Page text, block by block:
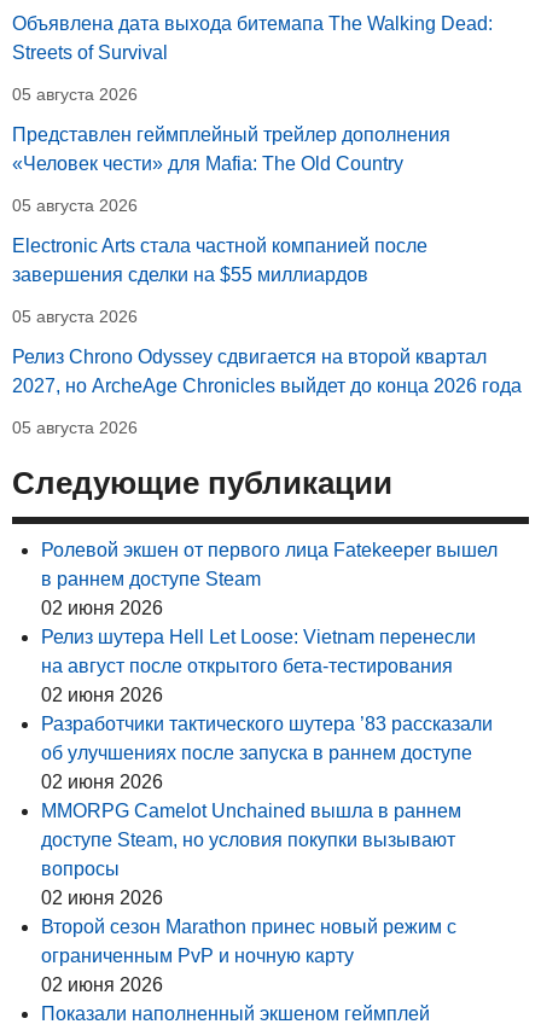
Объявлена дата выхода битемапа The Walking Dead:
Streets of Survival
05 августа 2026
Представлен геймплейный трейлер дополнения
«Человек чести» для Mafia: The Old Country
05 августа 2026
Electronic Arts стала частной компанией после
завершения сделки на $55 миллиардов
05 августа 2026
Релиз Chrono Odyssey сдвигается на второй квартал
2027, но ArcheAge Chronicles выйдет до конца 2026 года
05 августа 2026
Следующие публикации
Ролевой экшен от первого лица Fatekeeper вышел
в раннем доступе Steam
02 июня 2026
Релиз шутера Hell Let Loose: Vietnam перенесли
на август после открытого бета-тестирования
02 июня 2026
Разработчики тактического шутера ’83 рассказали
об улучшениях после запуска в раннем доступе
02 июня 2026
MMORPG Camelot Unchained вышла в раннем
доступе Steam, но условия покупки вызывают
вопросы
02 июня 2026
Второй сезон Marathon принес новый режим с
ограниченным PvP и ночную карту
02 июня 2026
Показали наполненный экшеном геймплей